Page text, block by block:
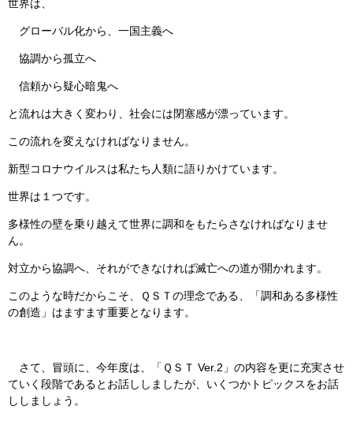
世界は、
グローバル化から、一国主義へ
協調から孤立へ
信頼から疑心暗鬼へ
と流れは大きく変わり、社会には閉塞感が漂っています。
この流れを変えなければなりません。
新型コロナウイルスは私たち人類に語りかけています。
世界は１つです。
多様性の壁を乗り越えて世界に調和をもたらさなければなりませ
ん。
対立から協調へ、それができなければ滅亡への道が開かれます。
このような時だからこそ、ＱＳＴの理念である、「調和ある多様性
の創造」はますます重要となります。
さて、冒頭に、今年度は、「ＱＳＴ Ver.2」の内容を更に充実させ
ていく段階であるとお話ししましたが、いくつかトピックスをお話
ししましょう。